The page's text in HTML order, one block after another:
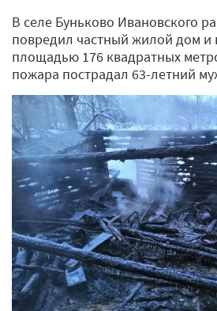
В селе Буньково Ивановского
повредил частный жилой дом и
площадью 176 квадратных
пожара пострадал 63-летний